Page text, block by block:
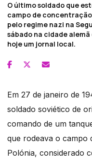
O último soldado que
campo de
pelo regime nazi na
sábado na cidade
hoje um jornal local.
Em 27 de janeiro de
soldado soviético de
comando de um
que rodeava o campo
Polónia, considerado